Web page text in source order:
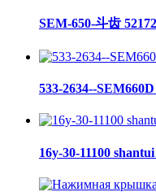
SEM-650-斗齿
533-2634--
16y-30-11100